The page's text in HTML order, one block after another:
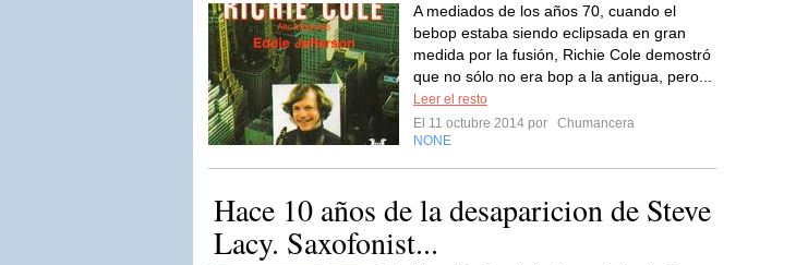
A mediados de los años 70, cuando el
bebop estaba siendo eclipsada en gran
medida por la fusión, Richie Cole demostró
que no sólo no era bop a la antigua, pero...
Leer el resto
El 11 octubre 2014 por
Chumancera
NONE
Hace 10 años de la desaparicion de Steve
Lacy. Saxofonist...